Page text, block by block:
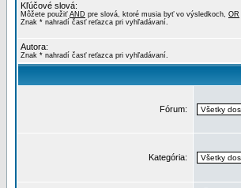
Kľúčové slová:
Môžete použiť AND pre slová, ktoré musia byť vo výsledkoch, OR
Znak * nahradí časť reťazca pri vyhľadávaní.
Autora:
Znak * nahradí časť reťazca pri vyhľadávaní.
Fórum:
Kategória: